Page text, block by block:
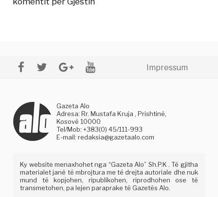
Impressum
Gazeta Alo
Adresa: Rr. Mustafa Kruja , Prishtinë,
Kosovë 10000
Tel/Mob: +383(0) 45/111-993
E-mail:redaksia@gazetaalo.com
Ky website menaxhohet nga “Gazeta Alo” Sh.P.K . Të gjitha
materialet janë të mbrojtura me të drejta autoriale dhe nuk
mund të kopjohen, ripublikohen, riprodhohen ose të
transmetohen, pa lejen paraprake të Gazetës Alo.